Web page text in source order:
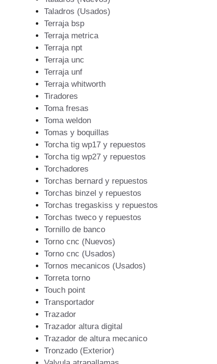
Taladros (Usados)
Terraja bsp
Terraja metrica
Terraja npt
Terraja unc
Terraja unf
Terraja whitworth
Tiradores
Toma fresas
Toma weldon
Tomas y boquillas
Torcha tig wp17 y repuestos
Torcha tig wp27 y repuestos
Torchadores
Torchas bernard y repuestos
Torchas binzel y repuestos
Torchas tregaskiss y repuestos
Torchas tweco y repuestos
Tornillo de banco
Torno cnc (Nuevos)
Torno cnc (Usados)
Tornos mecanicos (Usados)
Torreta torno
Touch point
Transportador
Trazador
Trazador altura digital
Trazador de altura mecanico
Tronzado (Exterior)